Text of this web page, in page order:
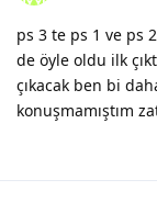
ps 3 te ps 1 ve ps
de öyle oldu ilk
çıkacak ben bi
konuşmamıştım